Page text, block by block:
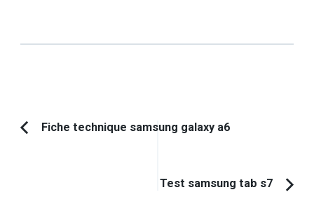
Navigation
Article
Fiche technique samsung galaxy a6
Test samsung tab s7